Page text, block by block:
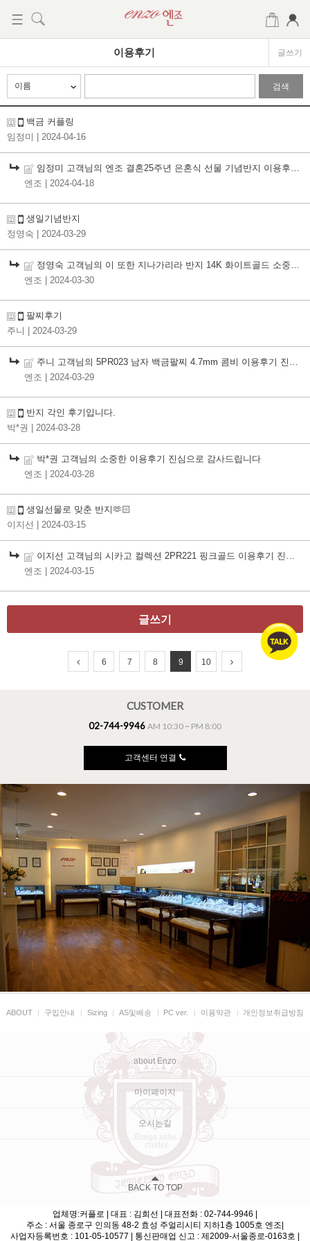
이용후기 글쓰기
검색
백금 커플링
임정미
| 2024-04-16
임정미 고객님의 엔조 결혼25주년 은혼식 선물 기념반지 이용후기 진심으로 감사드립니다
엔조
| 2024-04-18
생일기념반지
정영숙
| 2024-03-29
정영숙 고객님의 이 또한 지나가리라 반지 14K 화이트골드 소중힌 이용후기 진심으로 감사드립니다
엔조
| 2024-03-30
팔찌후기
주니
| 2024-03-29
주니 고객님의 5PR023 남자 백금팔찌 4.7mm 콤비 이용후기 진심으로 감사드립니다~
엔조
| 2024-03-29
반지 각인 후기입니다.
박*권
| 2024-03-28
박*권 고객님의 소중한 이용후기 진심으로 감사드립니다
엔조
| 2024-03-28
생일선물로 맞춘 반지🫶🏻
이지선
| 2024-03-15
이지선 고객님의 시카고 컬렉션 2PR221 핑크골드 이용후기 진심으로 감사드립니다
엔조
| 2024-03-15
글쓰기
6 7 8 9 10
CUSTOMER
02-744-9946 AM 10:30 ~ PM 8:00
고객센터 연결
ABOUT | 구입안내 | Sizing | AS및배송 | PC ver. | 이용약관 | 개인정보취급방침
about Enzo
마이페이지
오시는길
BACK TO TOP
업체명:커플로 | 대표 : 김희선 | 대표전화 : 02-744-9946 |
주소 : 서울 종로구 인의동 48-2 효성 주얼리시티 지하1층 1005호 엔조|
사업자등록번호 : 101-05-10577 | 통신판매업 신고 : 제2009-서울종로-0163호 |